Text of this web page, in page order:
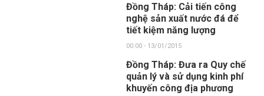
Đồng Tháp: Cải tiến công
nghệ sản xuất nước đá để
tiết kiệm năng lượng
00:00 - 13/01/2015
Đồng Tháp: Đưa ra Quy chế
quản lý và sử dụng kinh phí
khuyến công địa phương